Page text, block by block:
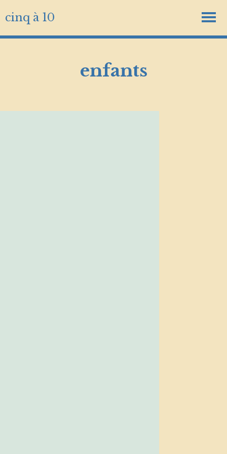
cinq à 10
enfants